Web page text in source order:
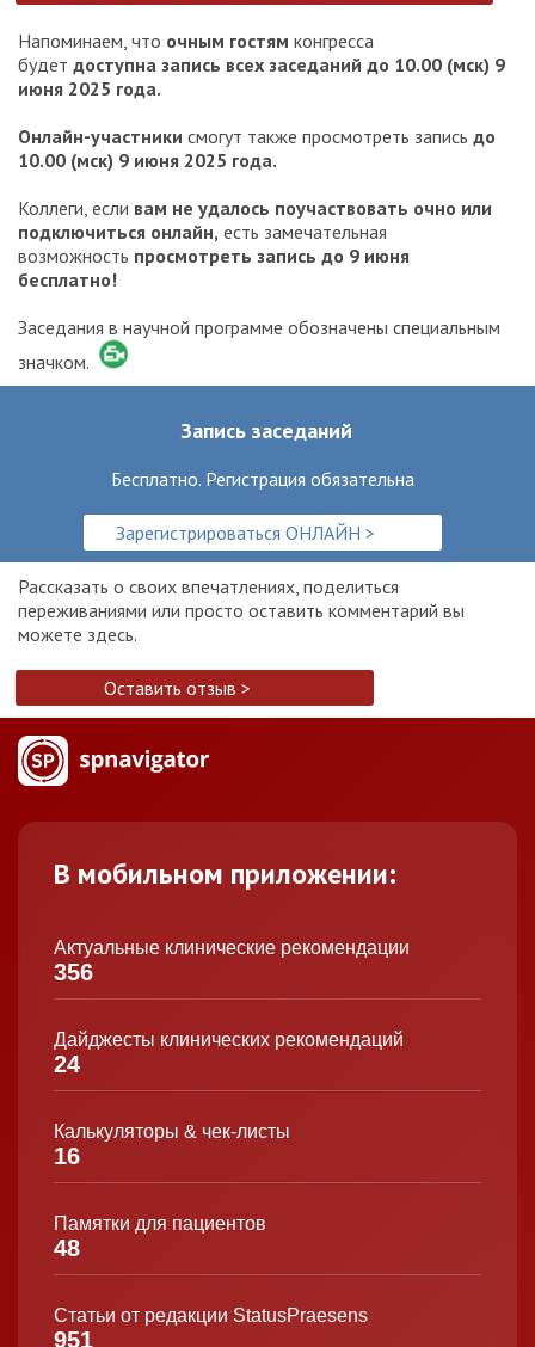
Напоминаем, что очным гостям конгресса
будет доступна запись всех заседаний до 10.00 (мск) 9
июня 2025 года.
Онлайн-участники смогут также просмотреть запись до
10.00 (мск) 9 июня 2025 года.
Коллеги, если вам не удалось поучаствовать очно или
подключиться онлайн, есть замечательная
возможность просмотреть запись до 9 июня
бесплатно!
Заседания в научной программе обозначены специальным
значком.
Запись заседаний
Бесплатно. Регистрация обязательна
Зарегистрироваться ОНЛАЙН >
Рассказать о своих впечатлениях, поделиться
переживаниями или просто оставить комментарий вы
можете здесь.
Оставить отзыв >
В мобильном приложении:
Актуальные клинические рекомендации
356
Дайджесты клинических рекомендаций
24
Калькуляторы & чек-листы
16
Памятки для пациентов
48
Статьи от редакции StatusPraesens
951